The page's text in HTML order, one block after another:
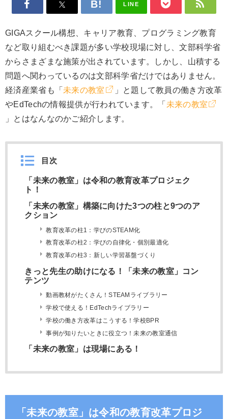
LINE
GIGAスクール構想、キャリア教育、プログラミング教育
など取り組むべき課題が多い学校現場に対し、文部科学省
からさまざまな施策が出されています。しかし、山積する
問題へ関わっているのは文部科学省だけではありません。
経済産業省も「 未来の教室
」と題して教員の働き方改革
やEdTechの情報提供が行われています。「 未来の教室
」とはなんなのかご紹介します。
目次
「未来の教室」は令和の教育改革プロジェク
ト！
「未来の教室」構築に向けた3つの柱と9つのア
クション
教育改革の柱1：学びのSTEAM化
教育改革の柱2：学びの自律化・個別最適化
教育改革の柱3：新しい学習基盤づくり
きっと先生の助けになる！「未来の教室」コン
テンツ
動画教材がたくさん！STEAMライブラリー
学校で使える！EdTechライブラリー
学校の働き方改革はこうする！学校BPR
事例が知りたいときに役立つ！未来の教室通信
「未来の教室」は現場にある！
「未来の教室」は令和の教育改革プロジ